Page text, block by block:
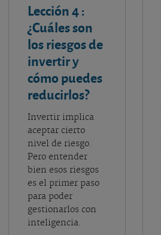
Lección 4:
¿Cuáles son
los riesgos de
invertir y
cómo puedes
reducirlos?
Invertir implica
aceptar cierto
nivel de riesgo.
Pero entender
bien esos riesgos
es el primer paso
para poder
gestionarlos con
inteligencia.